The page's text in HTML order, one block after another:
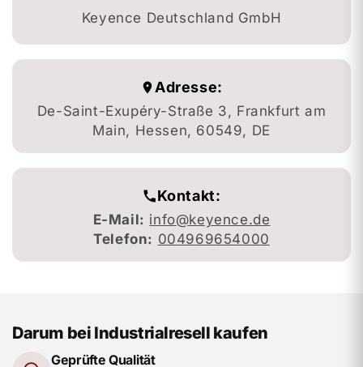
Keyence Deutschland GmbH
Adresse:
De-Saint-Exupéry-Straße 3, Frankfurt am
Main, Hessen, 60549, DE
Kontakt:
E-Mail: info@keyence.de
Telefon: 004969654000
Darum bei Industrialresell kaufen
Geprüfte Qualität